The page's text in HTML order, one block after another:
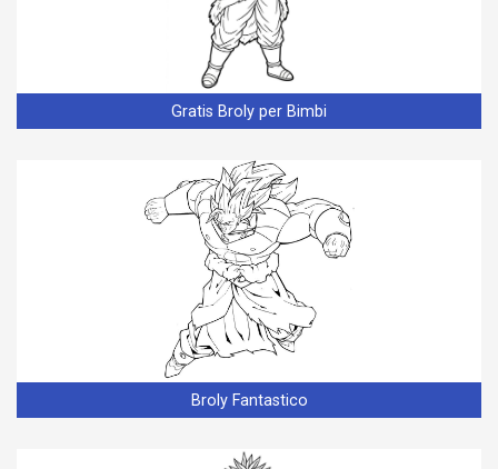
Gratis Broly per Bimbi
Broly Fantastico